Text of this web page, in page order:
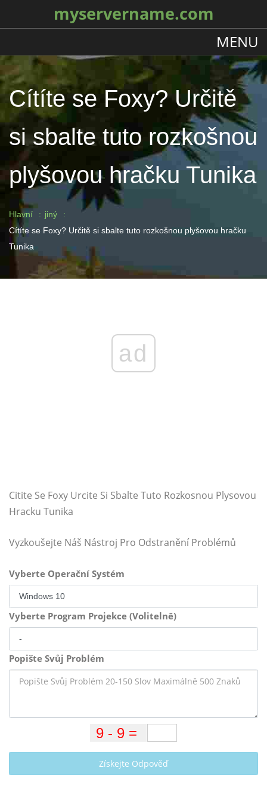
myservername.com
MENU
Cítíte se Foxy? Určitě
si sbalte tuto rozkošnou
plyšovou hračku Tunika
Hlavní
jiný
Cítíte se Foxy? Určitě si sbalte tuto rozkošnou plyšovou hračku
Tunika
ad
Citite Se Foxy Urcite Si Sbalte Tuto Rozkosnou Plysovou
Hracku Tunika
Vyzkoušejte Náš Nástroj Pro Odstranění Problémů
Vyberte Operační Systém
Vyberte Program Projekce (Volitelně)
Popište Svůj Problém
Získejte Odpověď